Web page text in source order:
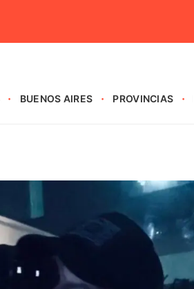
BUENOS AIRES PROVINCIAS